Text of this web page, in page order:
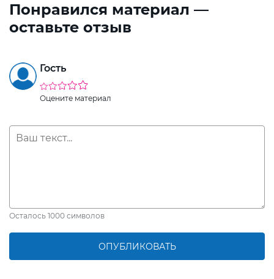
Понравился материал —
оставьте отзыв
Гость
Оцените материал
Осталось 1000 символов
ОПУБЛИКОВАТЬ